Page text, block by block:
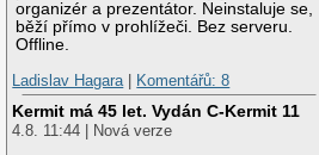
organizér a prezentátor. Neinstaluje se,
běží přímo v prohlížeči. Bez serveru.
Offline.
Ladislav Hagara | Komentářů: 8
Kermit má 45 let. Vydán C-Kermit 11
4.8. 11:44 | Nová verze